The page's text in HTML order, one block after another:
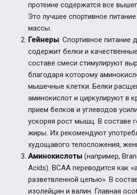
протеине содержатся все
Это лучшее спортивное
массы.
Гейнеры. Спортивное питание
содержит белки и
составе смеси стимулируют
благодаря которому
мышечные клетки. Белки
аминокислот и циркулируют в
прием белков и углеводов
ускоряя рост мышц. В составе
жиры. Их рекомендуют
худощавого телосложения,
Аминокислоты (например,
Acids). ВСАА переводится как
разветвленной цепью». В
изолейцин и валин. Главная